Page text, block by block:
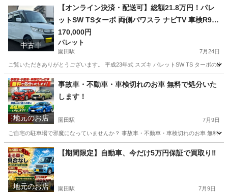
園田駅 その他
中古車
【オンライン決済・配送可】総額21.8万円！パレ
ットSW TSターボ 両側パワスラ ナビTV 車検R9年
9月
170,000円
パレット
園田駅 7月24日
ご覧いただきありがとうございます。 平成23年式 スズキ パレットSW TS ターボの
兵庫 尼崎市 園田駅 パレット 車両
地元のお店
事故車・不動車・車検切れのお車 無料で処分いた
します！
園田駅 7月9日
ご自宅の駐車場で邪魔になっていませんか？ 事故車・不動車・車検切れのお車 無料
兵庫 尼崎市 園田駅 その他 無料
地元のお店
【期間限定】自動車、今だけ5万円保証で買取り‼️
園田駅 7月9日